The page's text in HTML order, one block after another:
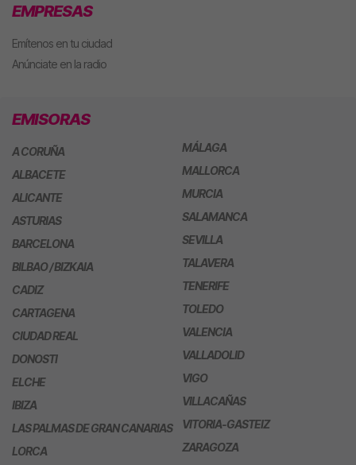
EMPRESAS
Emítenos en tu ciudad
Anúnciate en la radio
EMISORAS
A CORUÑA
ALBACETE
ALICANTE
ASTURIAS
BARCELONA
BILBAO / BIZKAIA
CADIZ
CARTAGENA
CIUDAD REAL
DONOSTI
ELCHE
IBIZA
LAS PALMAS DE GRAN CANARIAS
LORCA
MÁLAGA
MALLORCA
MURCIA
SALAMANCA
SEVILLA
TALAVERA
TENERIFE
TOLEDO
VALENCIA
VALLADOLID
VIGO
VILLACAÑAS
VITORIA-GASTEIZ
ZARAGOZA